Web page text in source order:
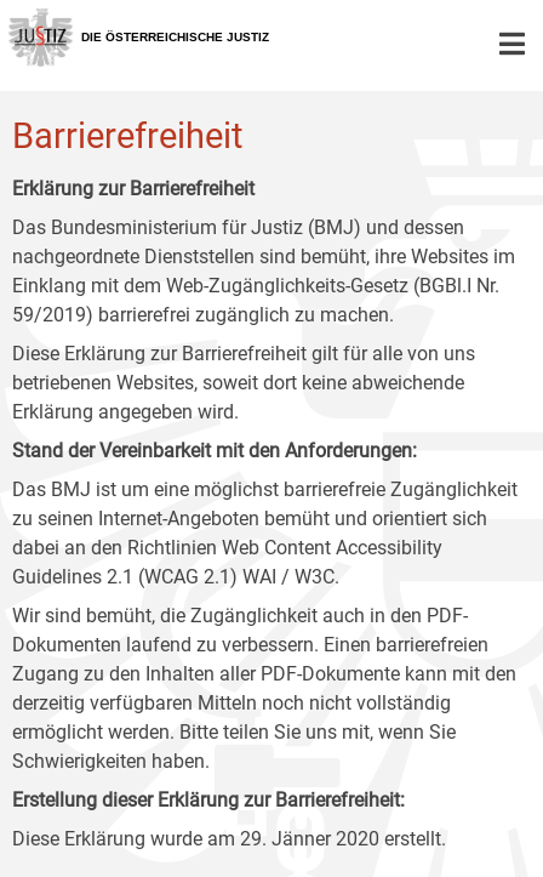
Zur
Hauptnavigation
[1]
Zum
Inhalt
[2]
Zum
Untermenü
[3]
DIE ÖSTERREICHISCHE JUSTIZ
Barrierefreiheit
Erklärung zur Barrierefreiheit
Das Bundesministerium für Justiz (BMJ) und dessen
nachgeordnete Dienststellen sind bemüht, ihre Websites im
Einklang mit dem Web-Zugänglichkeits-Gesetz (BGBl.I Nr.
59/2019) barrierefrei zugänglich zu machen.
Diese Erklärung zur Barrierefreiheit gilt für alle von uns
betriebenen Websites, soweit dort keine abweichende
Erklärung angegeben wird.
Stand der Vereinbarkeit mit den Anforderungen:
Das BMJ ist um eine möglichst barrierefreie Zugänglichkeit
zu seinen Internet-Angeboten bemüht und orientiert sich
dabei an den Richtlinien Web Content Accessibility
Guidelines 2.1 (WCAG 2.1) WAI / W3C.
Wir sind bemüht, die Zugänglichkeit auch in den PDF-
Dokumenten laufend zu verbessern. Einen barrierefreien
Zugang zu den Inhalten aller PDF-Dokumente kann mit den
derzeitig verfügbaren Mitteln noch nicht vollständig
ermöglicht werden. Bitte teilen Sie uns mit, wenn Sie
Schwierigkeiten haben.
Erstellung dieser Erklärung zur Barrierefreiheit:
Diese Erklärung wurde am 29. Jänner 2020 erstellt.